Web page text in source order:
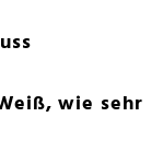
wie sehr